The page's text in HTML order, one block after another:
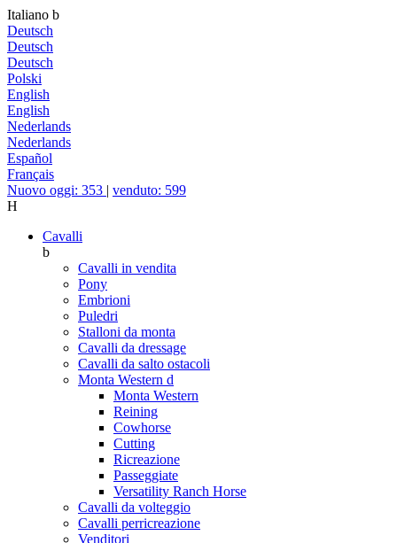
Italiano b
Deutsch
Deutsch
Deutsch
Polski
English
English
Nederlands
Nederlands
Español
Français
Nuovo oggi: 353 | venduto: 599
H
Cavalli
b
Cavalli in vendita
Pony
Embrioni
Puledri
Stalloni da monta
Cavalli da dressage
Cavalli da salto ostacoli
Monta Western d
Monta Western
Reining
Cowhorse
Cutting
Ricreazione
Passeggiate
Versatility Ranch Horse
Cavalli da volteggio
Cavalli perricreazione
Venditori